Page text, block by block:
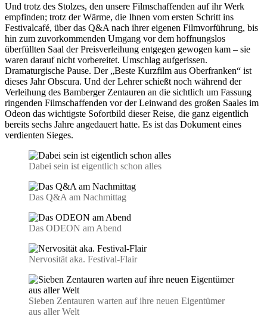
Und trotz des Stolzes, den unsere Filmschaffenden auf ihr Werk
empfinden; trotz der Wärme, die Ihnen vom ersten Schritt ins
Festivalcafé, über das Q&A nach ihrer eigenen Filmvorführung, bis
hin zum zuvorkommenden Umgang vor dem hoffnungslos
überfüllten Saal der Preisverleihung entgegen gewogen kam – sie
waren darauf nicht vorbereitet. Umschlag aufgerissen.
Dramaturgische Pause. Der „Beste Kurzfilm aus Oberfranken“ ist
dieses Jahr Obscura. Und der Lehrer schießt noch während der
Verleihung des Bamberger Zentauren an die sichtlich um Fassung
ringenden Filmschaffenden vor der Leinwand des großen Saales im
Odeon das wichtigste Sofortbild dieser Reise, die ganz eigentlich
bereits sechs Jahre angedauert hatte. Es ist das Dokument eines
verdienten Sieges.
Dabei sein ist eigentlich schon alles
Das Q&A am Nachmittag
Das ODEON am Abend
Nervosität aka. Festival-Flair
Sieben Zentauren warten auf ihre neuen Eigentümer
aus aller Welt